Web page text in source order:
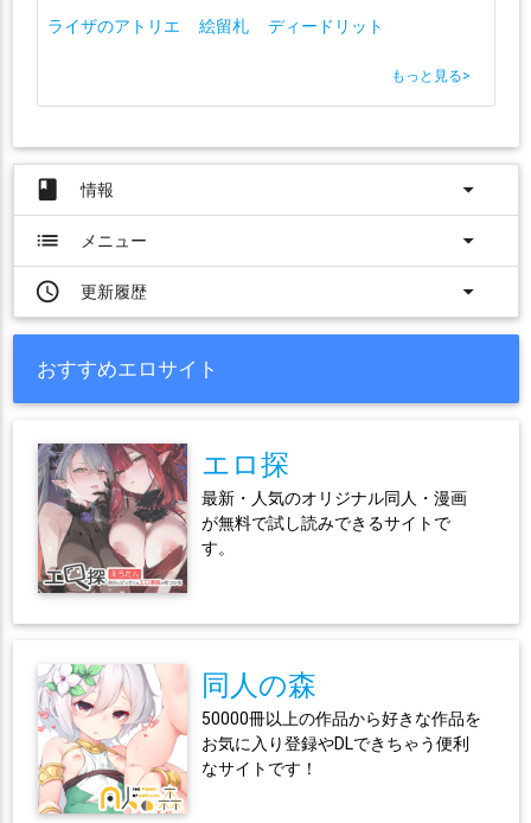
ライザのアトリエ
絵留札 ディードリット
もっと見る>
book 情報
arrow_drop_down
list
メニュー
arrow_drop_down
access_time
更新履歴 arrow_drop_down
おすすめエロサイト
エロ探
最新・人気のオリジナル同人・漫画
が無料で試し読みできるサイトで
す。
同人の森
50000冊以上の作品から好きな作品を
お気に入り登録やDLできちゃう便利
なサイトです！